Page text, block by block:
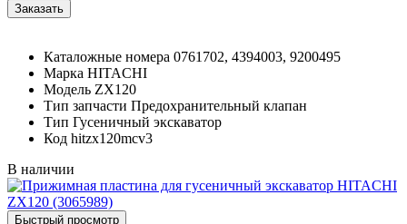
Каталожные номера 0761702, 4394003, 9200495
Марка HITACHI
Модель ZX120
Тип запчасти Предохранительный клапан
Тип Гусеничный экскаватор
Код hitzx120mcv3
В наличии